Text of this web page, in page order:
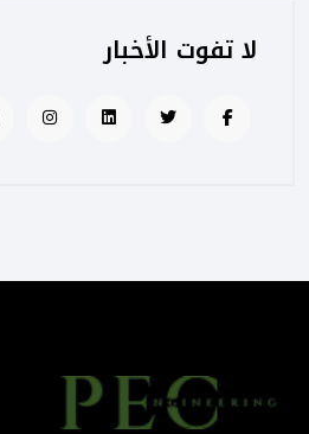
كيف تساهم PEC في رفع جودة
الإشراف المتكامل؟
المباني أكثر إنسانية
الهندسة الرقمية في المشاريع
لا تفوت الأخبار